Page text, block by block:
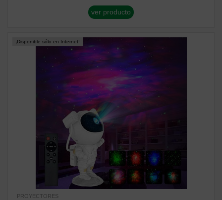
ver producto
¡Disponible sólo en Internet!
PROYECTORES